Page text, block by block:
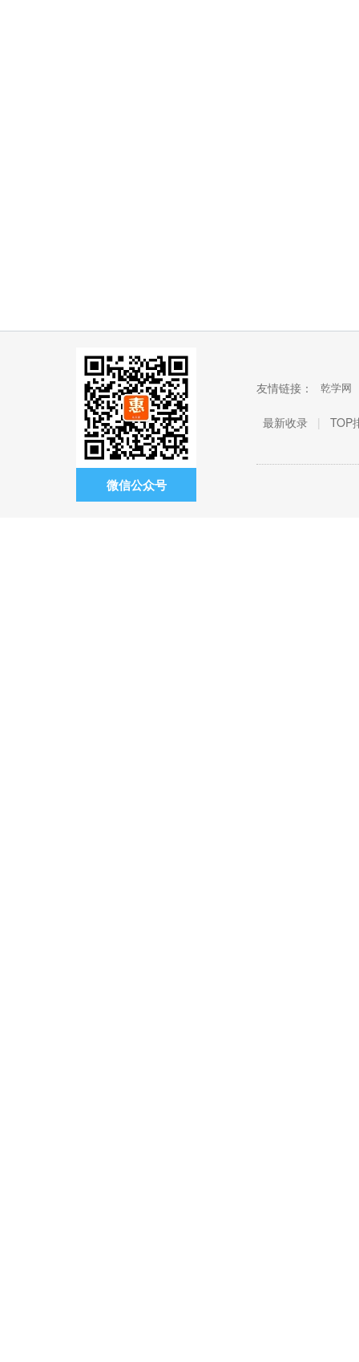
微信公众号
友情链接： 乾学网
最新收录 | TOP